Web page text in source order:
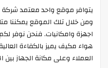
يتوافر موقع واحد معتمد شركة
ومن خلال تلك الموقع يمكننا
اجهزة وامكانيات. فنحن نوفر
هواء مكيف يميز بالكفاءة
العملاء وعلى مكانة الجهاز